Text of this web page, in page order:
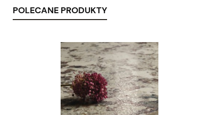
POLECANE PRODUKTY